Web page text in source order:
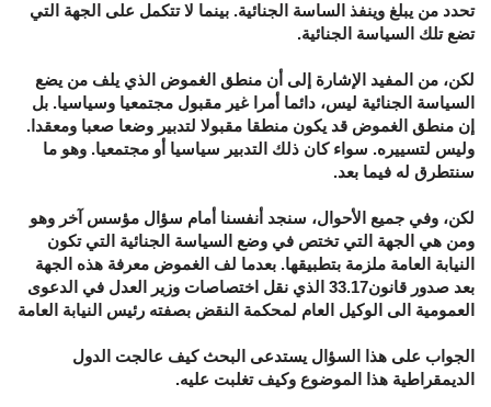
تحدد من يبلغ وينفذ الساسة الجنائية. بينما لا تتكمل على الجهة التي
تضع تلك السياسة الجنائية.
لكن، من المفيد الإشارة إلى أن منطق الغموض الذي يلف من يضع
السياسة الجنائية ليس، دائما أمرا غير مقبول مجتمعيا وسياسيا. بل
إن منطق الغموض قد يكون منطقا مقبولا لتدبير وضعا صعبا ومعقدا.
وليس لتسييره. سواء كان ذلك التدبير سياسيا أو مجتمعيا. وهو ما
سنتطرق له فيما بعد.
لكن، وفي جميع الأحوال، سنجد أنفسنا أمام سؤال مؤسس آخر وهو
ومن هي الجهة التي تختص في وضع السياسة الجنائية التي تكون
النيابة العامة ملزمة بتطبيقها. بعدما لف الغموض معرفة هذه الجهة
بعد صدور قانون33.17 الذي نقل اختصاصات وزير العدل في الدعوى
العمومية الى الوكيل العام لمحكمة النقض بصفته رئيس النيابة العامة
الجواب على هذا السؤال يستدعى البحث كيف عالجت الدول
الديمقراطية هذا الموضوع وكيف تغلبت عليه.